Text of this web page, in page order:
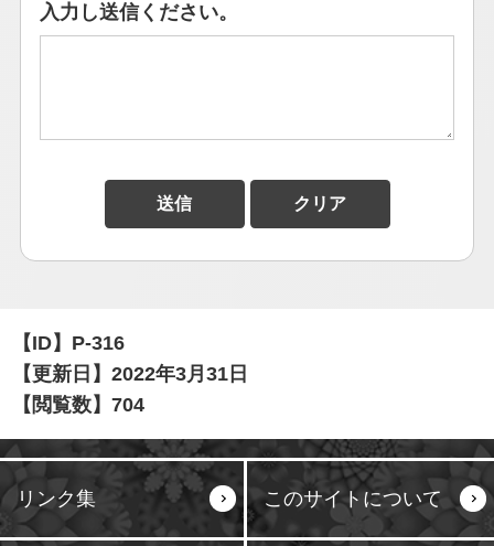
入力し送信ください。
【ID】 P-316
【更新日】2022年3月31日
【閲覧数】704
リンク集 このサイトについて